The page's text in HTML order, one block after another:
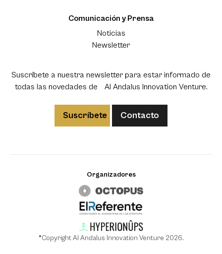
Comunicación y Prensa
Noticias
Newsletter
Suscríbete a nuestra newsletter para estar informado de
todas las novedades de Al Andalus Innovation Venture.
Suscríbete Contacto
Organizadores
®Copyright Al Andalus Innovation Venture 2026.